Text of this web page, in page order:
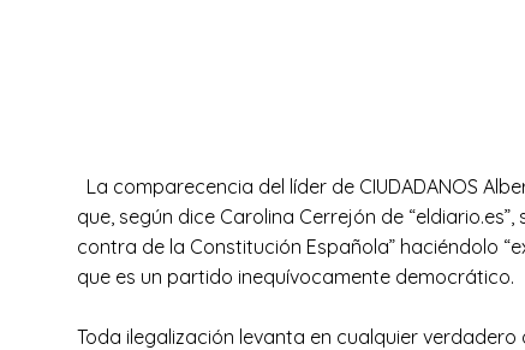
La comparecencia del líder de CIUDADANOS
que, según dice Carolina Cerrejón de
contra de la Constitución Española” haciéndolo
que es un partido inequívocamente democrático.
Toda ilegalización levanta en cualquier